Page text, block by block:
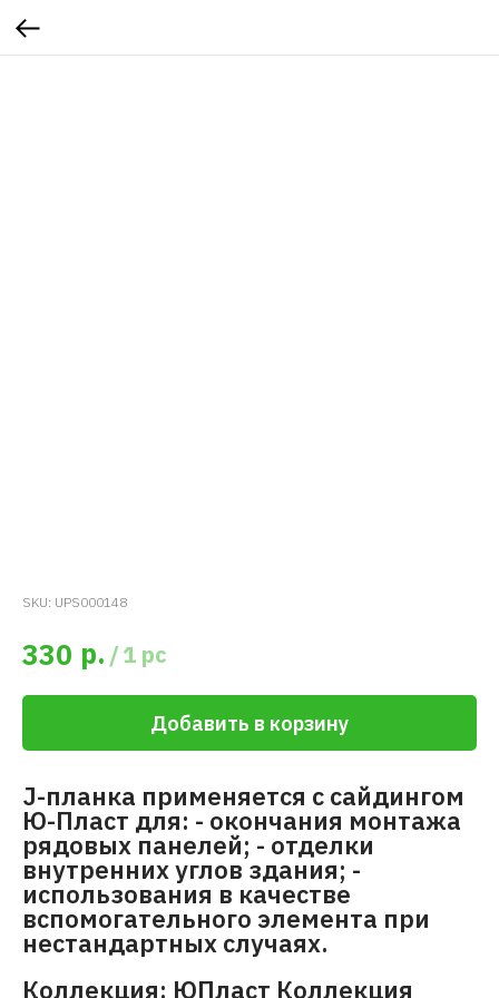
SKU: UPS000148
330 р. /1 pc
Добавить в корзину
J-планка применяется с сайдингом
Ю-Пласт для: - окончания монтажа
рядовых панелей; - отделки
внутренних углов здания; -
использования в качестве
вспомогательного элемента при
нестандартных случаях.
Коллекция: ЮПласт Коллекция